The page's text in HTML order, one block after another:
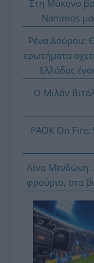
Στη Μύκονο
Nammos
Ρένα Δούρου:
ερωτήματα
Ελλάδας
Ο Μιλάν
PAOK On Fire:
Λίνα Μενδώνη:
φρούριο, στα